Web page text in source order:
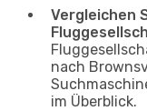
Vergleichen
nach
im Überblick.